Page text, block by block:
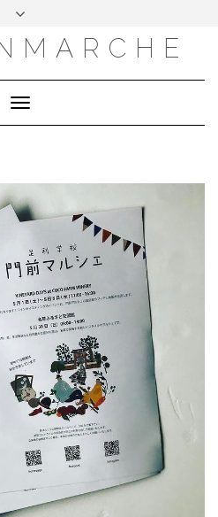
Toggle
Navigation